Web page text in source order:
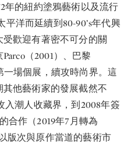
年的紐約塗鴉藝術以及流行
洋而延續到80-90’s年代興
歡迎有著密不可分的關
（2001）、巴黎
一場個展，續攻時尚界。這
他藝術家的發展截然不
入潮人收藏界，到2008年簽
合作（2019年7月轉為
版次與原作當道的藝術市